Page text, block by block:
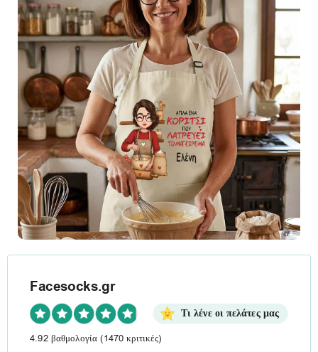
Facesocks.gr
Τι λένε οι πελάτες μας
4.92 βαθμολογία (1470 κριτικές)